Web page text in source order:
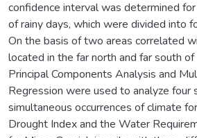
confidence interval was determined
of rainy days, which were divided into
On the basis of two areas correlated
located in the far north and far south
Principal Components Analysis and
Regression were used to analyze four
simultaneous occurrences of climate
Drought Index and the Water